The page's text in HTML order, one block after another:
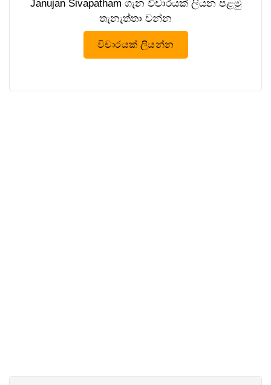
Janujan Sivapatham ගැන විචාරයක් ලියන පළමු
තැනැත්තා වන්න
විචාරයක් ලියන්න